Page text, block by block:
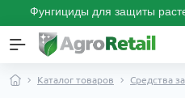
Фунгициды для защиты
Каталог товаров Средства